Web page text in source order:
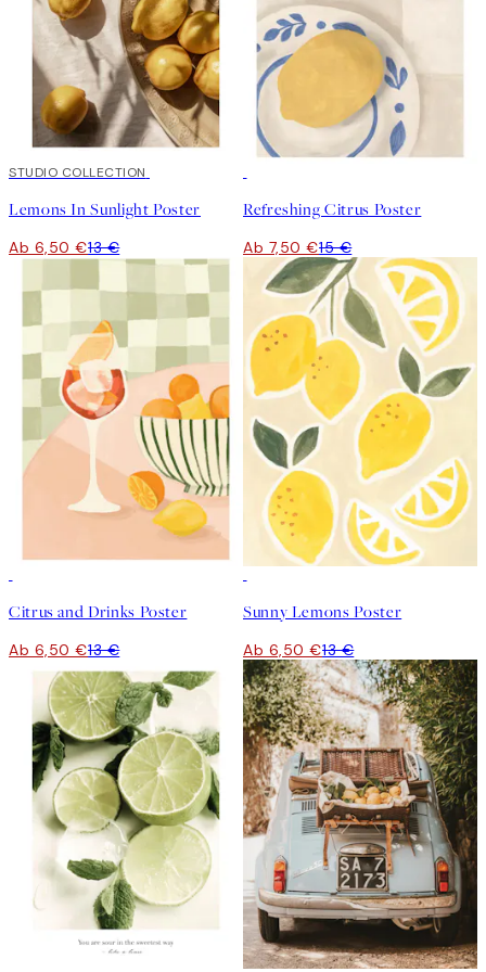
50%*
STUDIO COLLECTION
Lemons In Sunlight Poster
Ab 6,50 €13 €
Refreshing Citrus Poster
Ab 7,50 €15 €
Citrus and Drinks Poster
Ab 6,50 €13 €
Sunny Lemons Poster
Ab 6,50 €13 €